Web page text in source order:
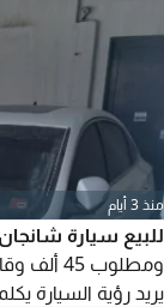
منذ 3 أيام
ومطلوب
يريد رؤية السيارة